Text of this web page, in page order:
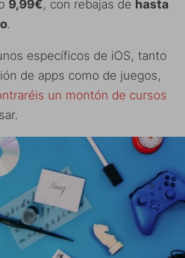
9,99€, con rebajas de hasta
.
específicos de iOS, tanto
de apps como de juegos,
un montón de cursos